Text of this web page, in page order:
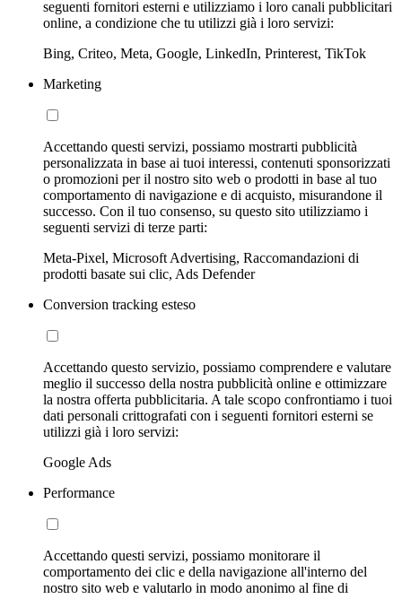
seguenti fornitori esterni e utilizziamo i loro canali pubblicitari
online, a condizione che tu utilizzi già i loro servizi:
Bing, Criteo, Meta, Google, LinkedIn, Printerest, TikTok
Marketing
Accettando questi servizi, possiamo mostrarti pubblicità
personalizzata in base ai tuoi interessi, contenuti sponsorizzati
o promozioni per il nostro sito web o prodotti in base al tuo
comportamento di navigazione e di acquisto, misurandone il
successo. Con il tuo consenso, su questo sito utilizziamo i
seguenti servizi di terze parti:
Meta-Pixel, Microsoft Advertising, Raccomandazioni di
prodotti basate sui clic, Ads Defender
Conversion tracking esteso
Accettando questo servizio, possiamo comprendere e valutare
meglio il successo della nostra pubblicità online e ottimizzare
la nostra offerta pubblicitaria. A tale scopo confrontiamo i tuoi
dati personali crittografati con i seguenti fornitori esterni se
utilizzi già i loro servizi:
Google Ads
Performance
Accettando questi servizi, possiamo monitorare il
comportamento dei clic e della navigazione all'interno del
nostro sito web e valutarlo in modo anonimo al fine di